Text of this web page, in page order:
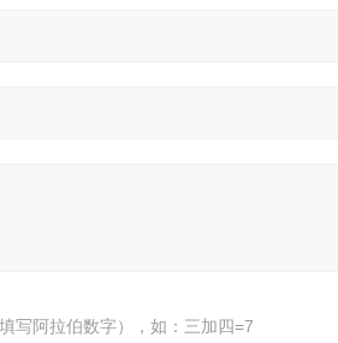
写阿拉伯数字），如：三加四=7